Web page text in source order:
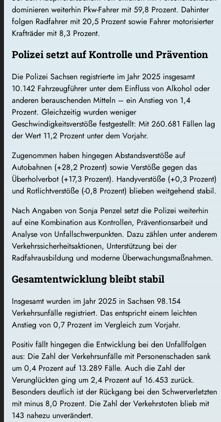
dominieren weiterhin Pkw-Fahrer mit 59,8 Prozent. Dahinter
folgen Radfahrer mit 20,5 Prozent sowie Fahrer motorisierter
Krafträder mit 8,3 Prozent.
Polizei setzt auf Kontrolle und Prävention
Die Polizei Sachsen registrierte im Jahr 2025 insgesamt
10.142 Fahrzeugführer unter dem Einfluss von Alkohol oder
anderen berauschenden Mitteln – ein Anstieg von 1,4
Prozent. Gleichzeitig wurden weniger
Geschwindigkeitsverstöße festgestellt: Mit 260.681 Fällen lag
der Wert 11,2 Prozent unter dem Vorjahr.
Zugenommen haben hingegen Abstandsverstöße auf
Autobahnen (+28,2 Prozent) sowie Verstöße gegen das
Überholverbot (+17,3 Prozent). Handyverstöße (+0,3 Prozent)
und Rotlichtverstöße (-0,8 Prozent) blieben weitgehend stabil.
Nach Angaben von Sonja Penzel setzt die Polizei weiterhin
auf eine Kombination aus Kontrollen, Präventionsarbeit und
Analyse von Unfallschwerpunkten. Dazu zählen unter anderem
Verkehrssicherheitsaktionen, Unterstützung bei der
Radfahrausbildung und moderne Überwachungsmaßnahmen.
Gesamtentwicklung bleibt stabil
Insgesamt wurden im Jahr 2025 in Sachsen 98.154
Verkehrsunfälle registriert. Das entspricht einem leichten
Anstieg von 0,7 Prozent im Vergleich zum Vorjahr.
Positiv fällt hingegen die Entwicklung bei den Unfallfolgen
aus: Die Zahl der Verkehrsunfälle mit Personenschaden sank
um 0,4 Prozent auf 13.289 Fälle. Auch die Zahl der
Verunglückten ging um 2,4 Prozent auf 16.453 zurück.
Besonders deutlich ist der Rückgang bei den Schwerverletzten
mit minus 8,0 Prozent. Die Zahl der Verkehrstoten blieb mit
143 nahezu unverändert.